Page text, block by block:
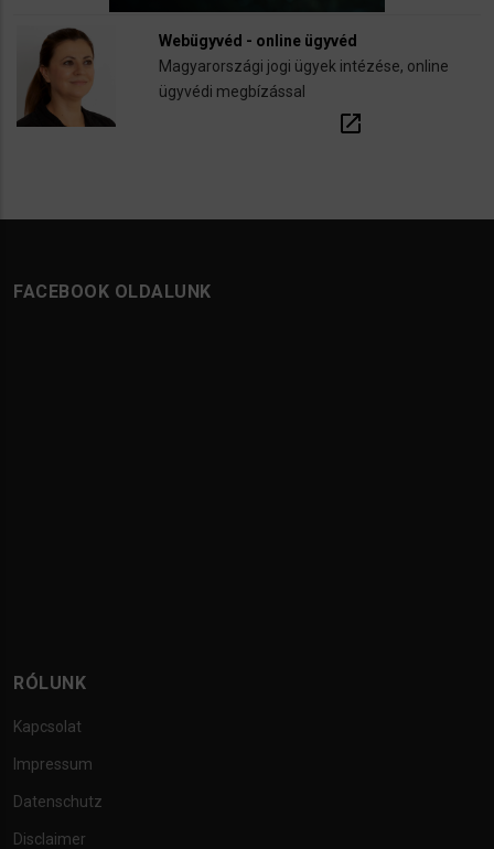
Webügyvéd - online ügyvéd
Magyarországi jogi ügyek intézése, online
ügyvédi megbízással
open_in_new
FACEBOOK OLDALUNK
RÓLUNK
Kapcsolat
Impressum
Datenschutz
Disclaimer